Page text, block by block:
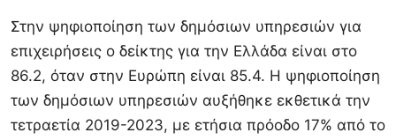
Στην ψηφιοποίηση των δημόσιων υπηρεσιών για
επιχειρήσεις ο δείκτης για την Ελλάδα είναι στο
86.2, όταν στην Ευρώπη είναι 85.4. Η ψηφιοποίηση
των δημόσιων υπηρεσιών αυξήθηκε εκθετικά την
τετραετία 2019-2023, με ετήσια πρόοδο 17% από το